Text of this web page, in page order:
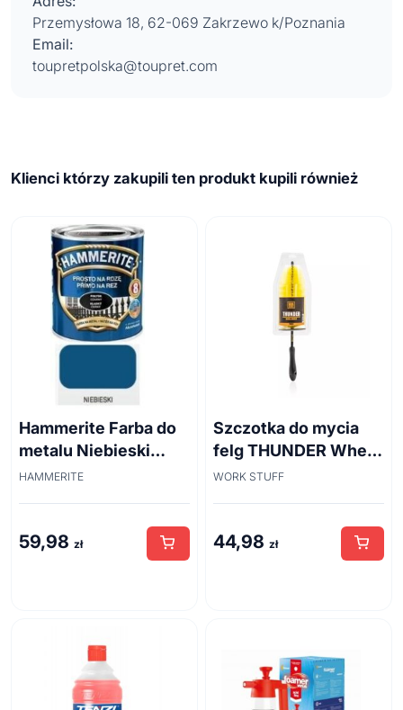
Przemysłowa 18, 62-069 Zakrzewo k/Poznania
Email:
toupretpolska@toupret.com
Klienci którzy zakupili ten produkt kupili również
Hammerite Farba do
metalu Niebieski
połysk 0,7 l
HAMMERITE
59,98 zł
Szczotka do mycia
felg THUNDER Wheel
Brush 45cm
WORK STUFF
44,98 zł